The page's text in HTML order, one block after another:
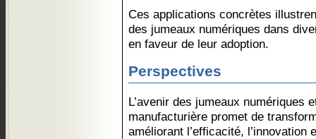
Ces applications concrètes
des jumeaux numériques dans
en faveur de leur adoption.
Perspectives
L’avenir des jumeaux numériques
manufacturière promet de
améliorant l’efficacité, l’innovation